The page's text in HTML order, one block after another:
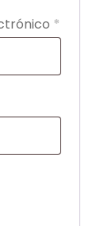
*
l
g
a